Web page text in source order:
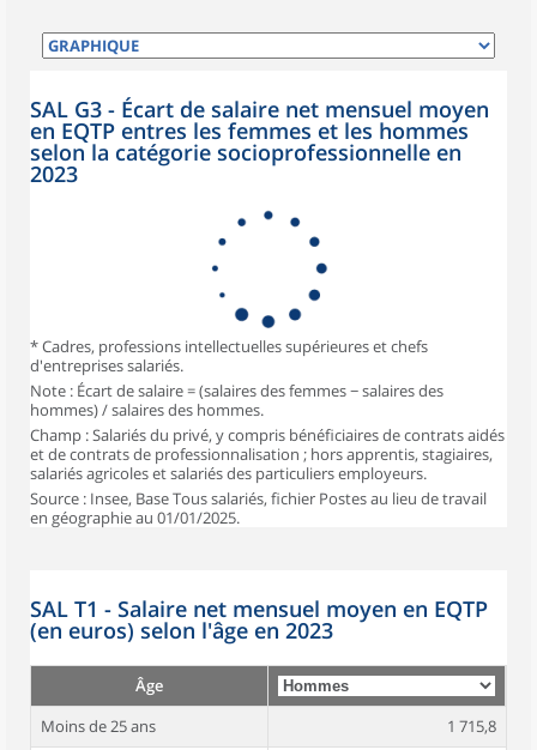
SAL G3 - Écart de salaire net mensuel moyen
en EQTP entres les femmes et les hommes
selon la catégorie socioprofessionnelle en
2023
* Cadres, professions intellectuelles supérieures et chefs
d'entreprises salariés.
Note : Écart de salaire = (salaires des femmes − salaires des
hommes) / salaires des hommes.
Champ : Salariés du privé, y compris bénéficiaires de contrats aidés
et de contrats de professionnalisation ; hors apprentis, stagiaires,
salariés agricoles et salariés des particuliers employeurs.
Source : Insee, Base Tous salariés, fichier Postes au lieu de travail
en géographie au 01/01/2025.
SAL T1 - Salaire net mensuel moyen en EQTP
(en euros) selon l'âge en 2023
Âge
Moins de 25 ans
1 715,8